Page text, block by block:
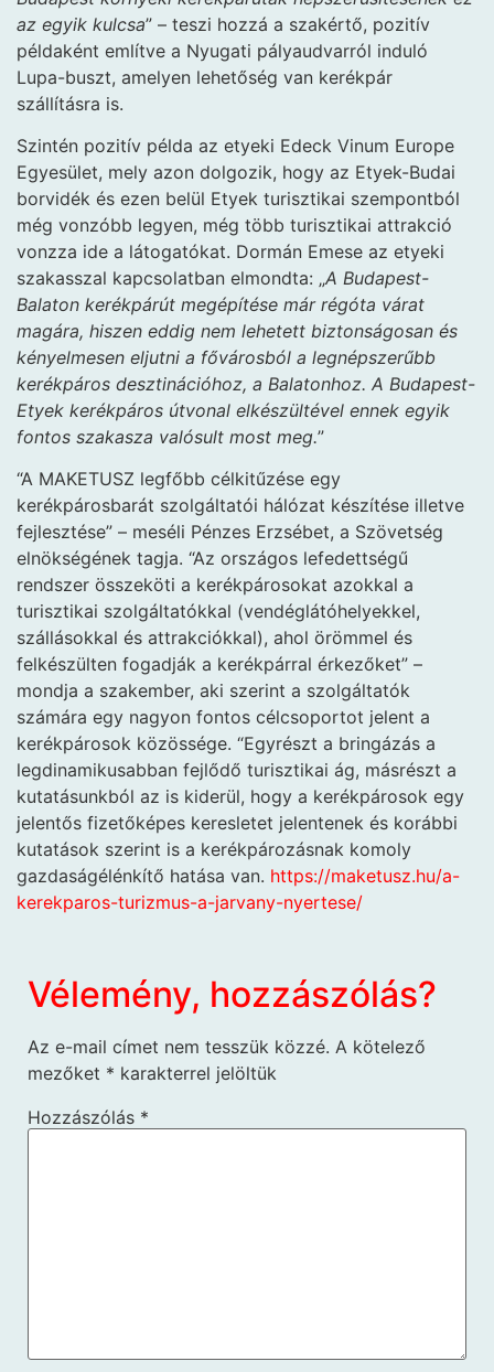
az egyik kulcsa” – teszi hozzá a szakértő, pozitív
példaként említve a Nyugati pályaudvarról induló
Lupa-buszt, amelyen lehetőség van kerékpár
szállításra is.
Szintén pozitív példa az etyeki Edeck Vinum Europe
Egyesület, mely azon dolgozik, hogy az Etyek-Budai
borvidék és ezen belül Etyek turisztikai szempontból
még vonzóbb legyen, még több turisztikai attrakció
vonzza ide a látogatókat. Dormán Emese az etyeki
szakasszal kapcsolatban elmondta: „A Budapest-
Balaton kerékpárút megépítése már régóta várat
magára, hiszen eddig nem lehetett biztonságosan és
kényelmesen eljutni a fővárosból a legnépszerűbb
kerékpáros desztinációhoz, a Balatonhoz. A Budapest-
Etyek kerékpáros útvonal elkészültével ennek egyik
fontos szakasza valósult most meg.”
“A MAKETUSZ legfőbb célkitűzése egy
kerékpárosbarát szolgáltatói hálózat készítése illetve
fejlesztése” – meséli Pénzes Erzsébet, a Szövetség
elnökségének tagja. “Az országos lefedettségű
rendszer összeköti a kerékpárosokat azokkal a
turisztikai szolgáltatókkal (vendéglátóhelyekkel,
szállásokkal és attrakciókkal), ahol örömmel és
felkészülten fogadják a kerékpárral érkezőket” –
mondja a szakember, aki szerint a szolgáltatók
számára egy nagyon fontos célcsoportot jelent a
kerékpárosok közössége. “Egyrészt a bringázás a
legdinamikusabban fejlődő turisztikai ág, másrészt a
kutatásunkból az is kiderül, hogy a kerékpárosok egy
jelentős fizetőképes keresletet jelentenek és korábbi
kutatások szerint is a kerékpározásnak komoly
gazdaságélénkítő hatása van. https://maketusz.hu/a-
kerekparos-turizmus-a-jarvany-nyertese/
Vélemény, hozzászólás?
Az e-mail címet nem tesszük közzé. A kötelező
mezőket * karakterrel jelöltük
Hozzászólás *